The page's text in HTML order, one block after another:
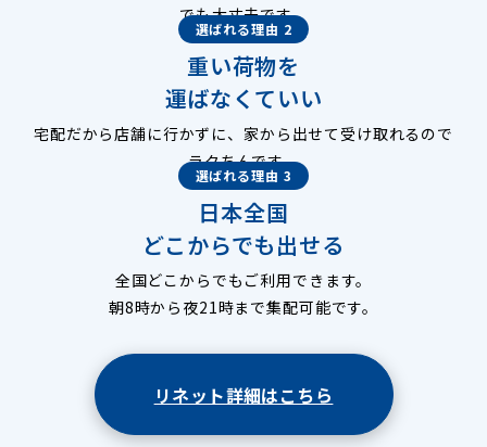
でも大丈夫です。
選ばれる理由 2
重い荷物を
運ばなくていい
宅配だから店舗に行かずに、家から出せて受け取れるので
ラクちんです。
選ばれる理由 3
日本全国
どこからでも出せる
全国どこからでもご利用できます。
朝8時から夜21時まで集配可能です。
リネット詳細はこちら